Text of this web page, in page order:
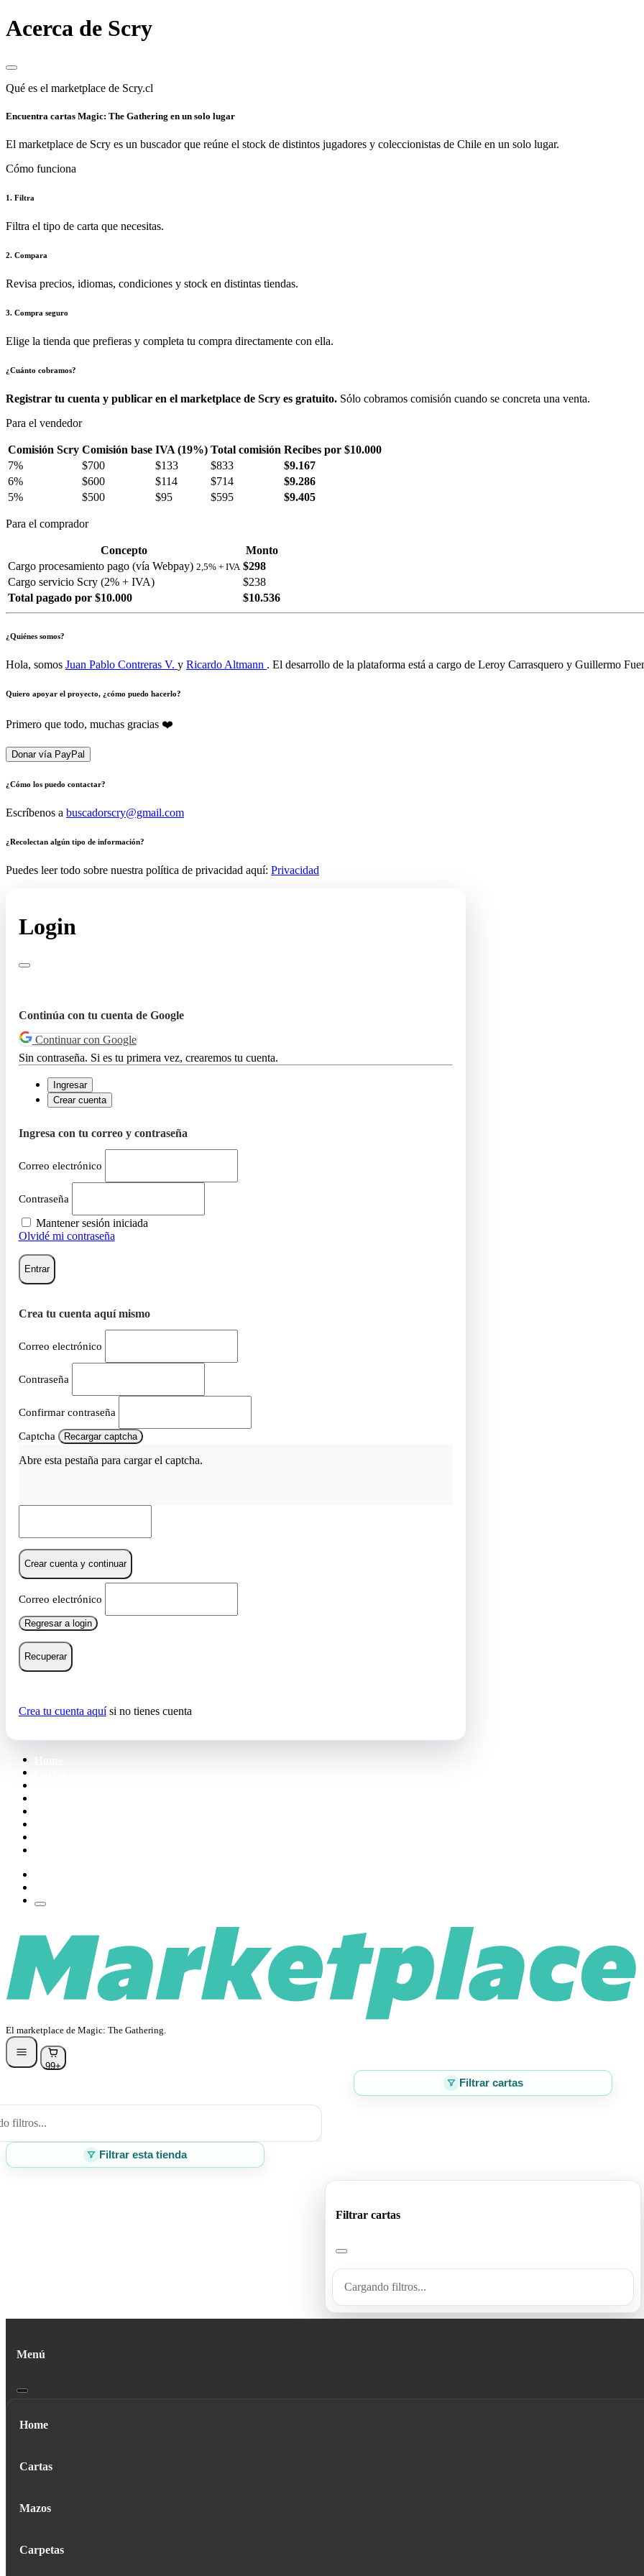
Acerca de Scry
Qué es el marketplace de Scry.cl
Encuentra cartas Magic: The Gathering en un solo lugar
El marketplace de Scry es un buscador que reúne el stock de distintos jugadores y coleccionistas de Chile en un solo lugar.
Cómo funciona
1. Filtra
Filtra el tipo de carta que necesitas.
2. Compara
Revisa precios, idiomas, condiciones y stock en distintas tiendas.
3. Compra seguro
Elige la tienda que prefieras y completa tu compra directamente con ella.
¿Cuánto cobramos?
Registrar tu cuenta y publicar en el marketplace de Scry es gratuito. Sólo cobramos comisión cuando se concreta una venta.
Para el vendedor
Comisión Scry Comisión base IVA (19%) Total comisión Recibes por $10.000
7%
$700 $133 $833
$9.167
6%
$600 $114 $714
$9.286
5%
$500 $95 $595 $9.405
Para el comprador
Concepto
Monto
Cargo procesamiento pago (vía Webpay) 2,5% + IVA $298
Cargo servicio Scry (2% + IVA)
$238
Total pagado por $10.000
$10.536
¿Quiénes somos?
Hola, somos Juan Pablo Contreras V. y Ricardo Altmann . El desarrollo de la plataforma está a cargo de Leroy Carrasquero y Guillermo
Quiero apoyar el proyecto, ¿cómo puedo hacerlo?
Primero que todo, muchas gracias ❤️
Donar vía PayPal
¿Cómo los puedo contactar?
Escríbenos a buscadorscry@gmail.com
¿Recolectan algún tipo de información?
Puedes leer todo sobre nuestra política de privacidad aquí: Privacidad
Login
Continúa con tu cuenta de Google
Continuar con Google
Sin contraseña. Si es tu primera vez, crearemos tu cuenta.
Ingresar
Crear cuenta
Ingresa con tu correo y contraseña
Correo electrónico
Contraseña
Mantener sesión iniciada
Olvidé mi contraseña
Entrar
Crea tu cuenta aquí mismo
Correo electrónico
Contraseña
Confirmar contraseña
Captcha Recargar captcha
Abre esta pestaña para cargar el captcha.
Crear cuenta y continuar
Correo electrónico
Regresar a login
Recuperar
Crea tu cuenta aquísi no tienes cuenta
El marketplace de Magic: The Gathering.
99+
Filtrar cartas
filtros...
Filtrar esta tienda
Filtrar cartas
Cargando filtros...
Menú
Home
Cartas
Mazos
Carpetas